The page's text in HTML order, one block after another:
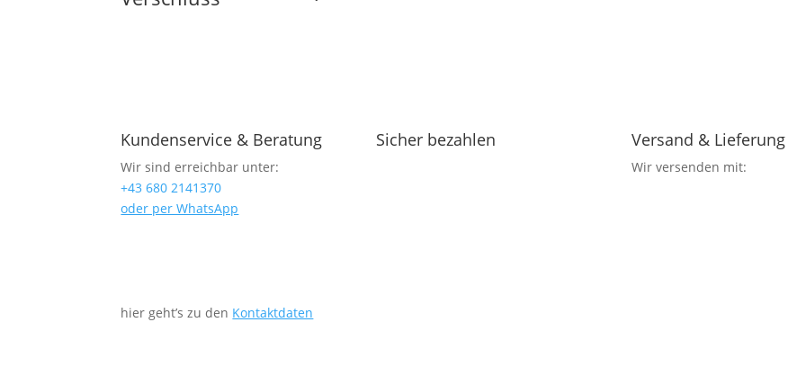
Kundenservice & Beratung
Wir sind erreichbar unter:
+43 680 2141370
oder per WhatsApp
hier geht’s zu den Kontaktdaten
Sicher bezahlen Versand & Lieferung
Wir versenden mit: